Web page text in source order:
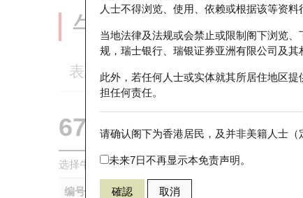
人士不得浏览、使用、依赖或根据该等资
当地法律及法规或会禁止或限制阁下浏览
规，瑞士银行、瑞银证券亚洲有限公司及
此外，若任何人士或实体就其所居住地区
担任何责任。
请确认阁下为香港居民，及并非美籍人士
未来7日不再显示本免责声明。
確認 取消
牛熊证分析仪
表现 街货统计 比较
67438 瑞银牛证 HSI 恒生
选择牛熊证作比较 *你可以选择最多五只牛熊证
编号